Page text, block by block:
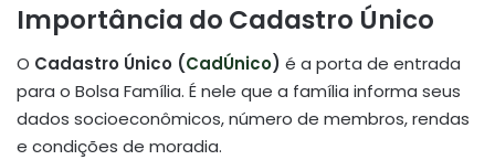
Importância do Cadastro Único
O Cadastro Único (CadÚnico) é a porta de entrada
para o Bolsa Família. É nele que a família informa seus
dados socioeconômicos, número de membros, rendas
e condições de moradia.